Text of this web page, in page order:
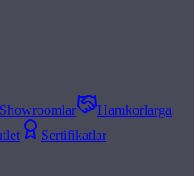
Showroomlar
Hamkorlarga
Sertifikatlar